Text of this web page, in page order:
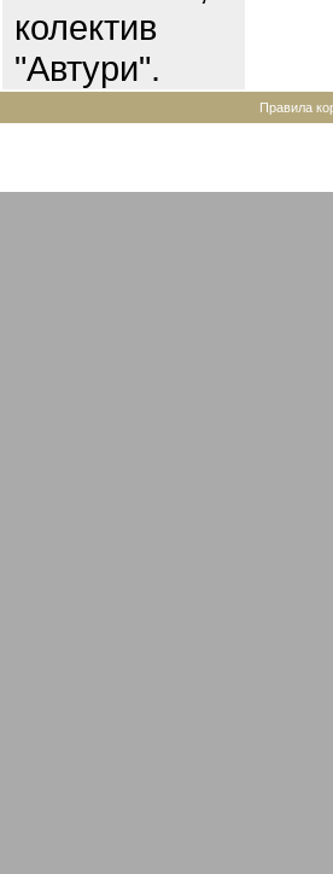
колектив
"Автури".
Правила